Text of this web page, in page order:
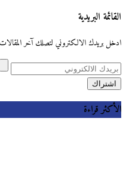
القائمة البريدية
ادخل بريدك الالكتروني لتصلك آخر المقالات
الأكثر قراءة